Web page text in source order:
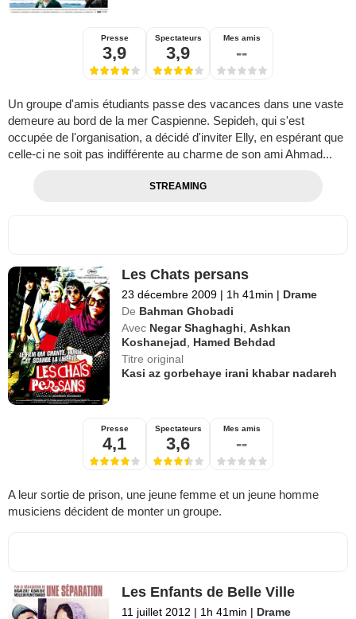
Presse
3,9
Spectateurs
3,9
Mes amis
--
Un groupe d'amis étudiants passe des vacances dans une vaste
demeure au bord de la mer Caspienne. Sepideh, qui s'est
occupée de l'organisation, a décidé d'inviter Elly, en espérant que
celle-ci ne soit pas indifférente au charme de son ami Ahmad...
STREAMING
Les Chats persans
23 décembre 2009 | 1h 41min | Drame
De Bahman Ghobadi
Avec Negar Shaghaghi ,Ashkan
Koshanejad
Hamed Behdad
Titre original
Kasi az gorbehaye irani khabar nadareh
Presse
4,1
Spectateurs
3,6
Mes amis
--
A leur sortie de prison, une jeune femme et un jeune homme
musiciens décident de monter un groupe.
Les Enfants de Belle Ville
11 juillet 2012 | 1h 41min | Drame